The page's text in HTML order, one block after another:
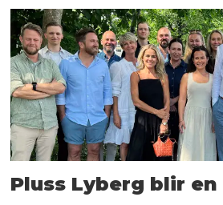
Pluss Lyberg blir en